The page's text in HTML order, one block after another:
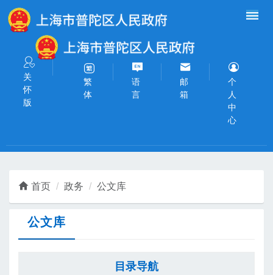
无障碍操作说明
关
怀
版
繁
体
语
言
邮
箱
个
人
中
心
首页 政务 公文库
公文库
目录导航